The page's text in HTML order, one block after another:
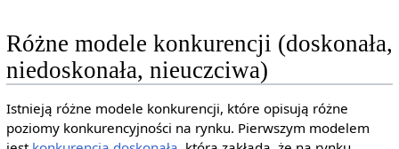
Różne modele konkurencji (doskonała,
niedoskonała, nieuczciwa)
Istnieją różne modele konkurencji, które opisują różne
poziomy konkurencyjności na rynku. Pierwszym modelem